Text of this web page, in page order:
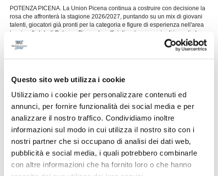
Questo sito web utilizza i cookie
Utilizziamo i cookie per personalizzare contenuti ed
annunci, per fornire funzionalità dei social media e per
analizzare il nostro traffico. Condividiamo inoltre
informazioni sul modo in cui utilizza il nostro sito con i
nostri partner che si occupano di analisi dei dati web,
pubblicità e social media, i quali potrebbero combinarle
con altre informazioni che ha fornito loro o che hanno
POTENZA PICENA. La Union Picena continua a costruire con decisione la
rosa che affronterà la stagione 2026/2027, puntando su un mix di giovani
talenti, giocatori già pronti per la categoria e figure di esperienza nell'area
tecnica. Il club di Potenza Picena ha ufficializzato una serie di innesti che
confermano la volontà di dare contin
29/07/2026
mister Malatesta
...leggi
RICCI: "Mercato importante, ora dobbiamo
diventare una squadra"